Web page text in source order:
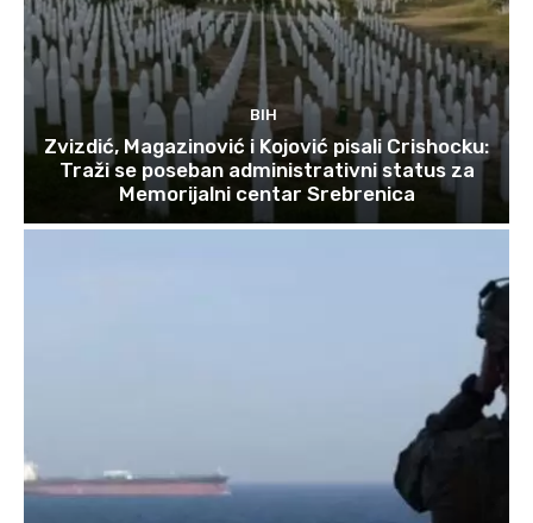
BIH
Zvizdić, Magazinović i Kojović pisali Crishocku:
Traži se poseban administrativni status za
Memorijalni centar Srebrenica